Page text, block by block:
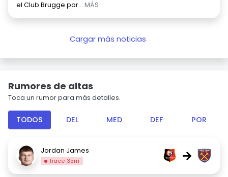
el Club Brugge por... MÁS
Cargar más noticias
Rumores de altas
Toca un rumor para más detalles.
TODOS DEL MED DEF POR
Jordan James
hace 35m →